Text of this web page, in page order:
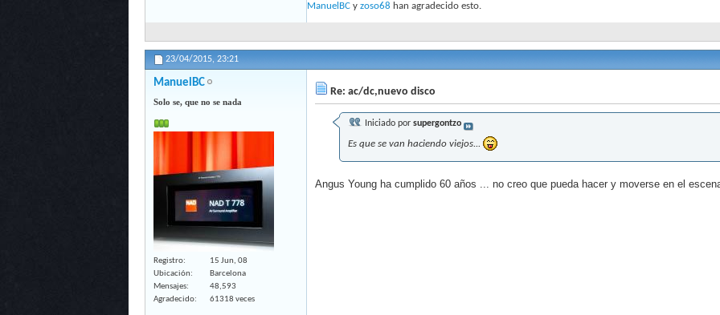
ManuelBC y zoso68 han agradecido esto.
23/04/2015, 23:21
ManuelBC
Solo se, que no se nada
Registro
15 Jun, 08
Ubicación
Barcelona
Mensajes
48,593
Agradecido
61318 veces
Re: ac/dc,nuevo disco
Iniciado por supergontzo
Es que se van haciendo viejos...
Angus Young ha cumplido 60 años ... no creo que pueda hacer y moverse en el